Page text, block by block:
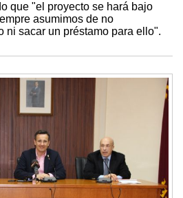
que "el proyecto se hará bajo
asumimos de no
ni sacar un préstamo para ello".